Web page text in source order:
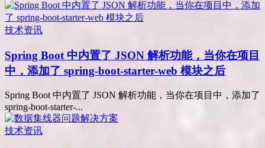
技术资讯
Spring Boot 中内置了 JSON 解析功能，当你在项目
中，添加了 spring-boot-starter-web 模块之后
Spring Boot 中内置了 JSON 解析功能，当你在项目中，添加了
spring-boot-starter-...
技术资讯